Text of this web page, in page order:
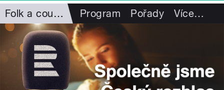
Folk a country Program Pořady Více…